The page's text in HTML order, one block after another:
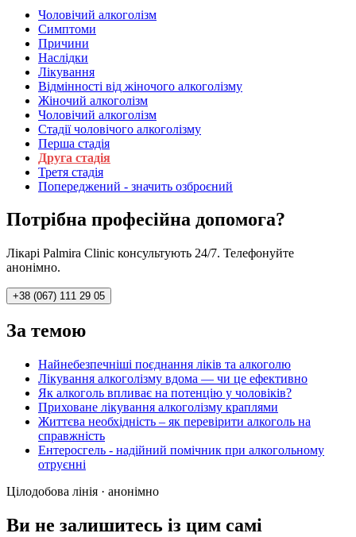
Чоловічий алкоголізм
Симптоми
Причини
Наслідки
Лікування
Відмінності від жіночого алкоголізму
Жіночий алкоголізм
Чоловічий алкоголізм
Стадії чоловічого алкоголізму
Перша стадія
Друга стадія
Третя стадія
Попереджений - значить озброєний
Потрібна професійна допомога?
Лікарі Palmira Clinic консультують 24/7. Телефонуйте
анонімно.
+38 (067) 111 29 05
За темою
Найнебезпечніші поєднання ліків та алкоголю
Лікування алкоголізму вдома — чи це ефективно
Як алкоголь впливає на потенцію у чоловіків?
Приховане лікування алкоголізму краплями
Життєва необхідність – як перевірити алкоголь на
справжність
Ентеросгель - надійний помічник при алкогольному
отруєнні
Цілодобова лінія · анонімно
Ви не залишитесь із цим самі